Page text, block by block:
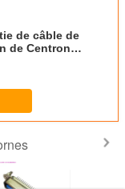
de câble de
de Centronic